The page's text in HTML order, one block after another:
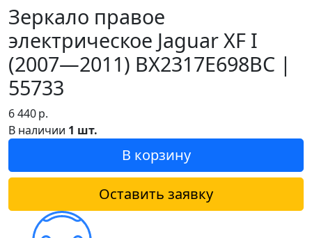
Зеркало правое
электрическое Jaguar XF I
(2007—2011) BX2317E698BC |
55733
6 440р.
В наличии 1 шт.
В корзину
Оставить заявку